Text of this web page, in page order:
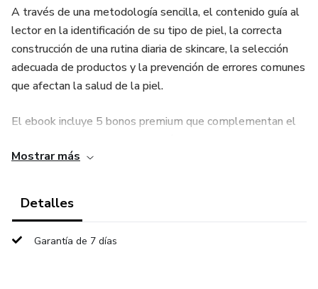
A través de una metodología sencilla, el contenido guía al
lector en la identificación de su tipo de piel, la correcta
construcción de una rutina diaria de skincare, la selección
adecuada de productos y la prevención de errores comunes
que afectan la salud de la piel.
El ebook incluye 5 bonos premium que complementan el
diarias, rutinas específicas según el tipo de piel, un plan
rutina minimalista enfocada en resultados reales y
Este producto está orientado a personas que buscan
Mostrar más
Detalles
Garantía de 7 días